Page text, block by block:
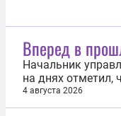
Вперед в
Начальник
на днях отметил,
начали уступать
надежности, что
4 августа 2026